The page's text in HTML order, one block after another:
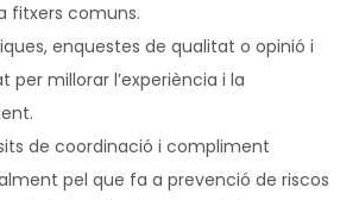
fitxers comuns.
enquestes de qualitat o opinió i
per millorar l’experiència i la
de coordinació i compliment
pel que fa a prevenció de riscos